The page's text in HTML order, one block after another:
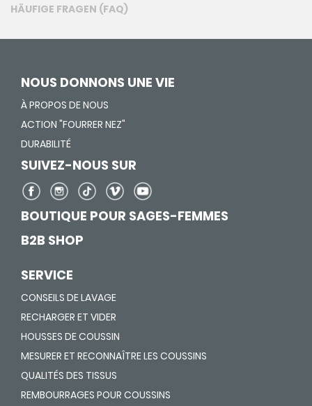
HÄUFIGE FRAGEN (FAQ)
NOUS DONNONS UNE VIE
À PROPOS DE NOUS
ACTION "FOURRER NEZ"
DURABILITÉ
SUIVEZ-NOUS SUR
BOUTIQUE POUR SAGES-FEMMES
B2B SHOP
SERVICE
CONSEILS DE LAVAGE
RECHARGER ET VIDER
HOUSSES DE COUSSIN
MESURER ET RECONNAÎTRE LES COUSSINS
QUALITÉS DES TISSUS
REMBOURRAGES POUR COUSSINS